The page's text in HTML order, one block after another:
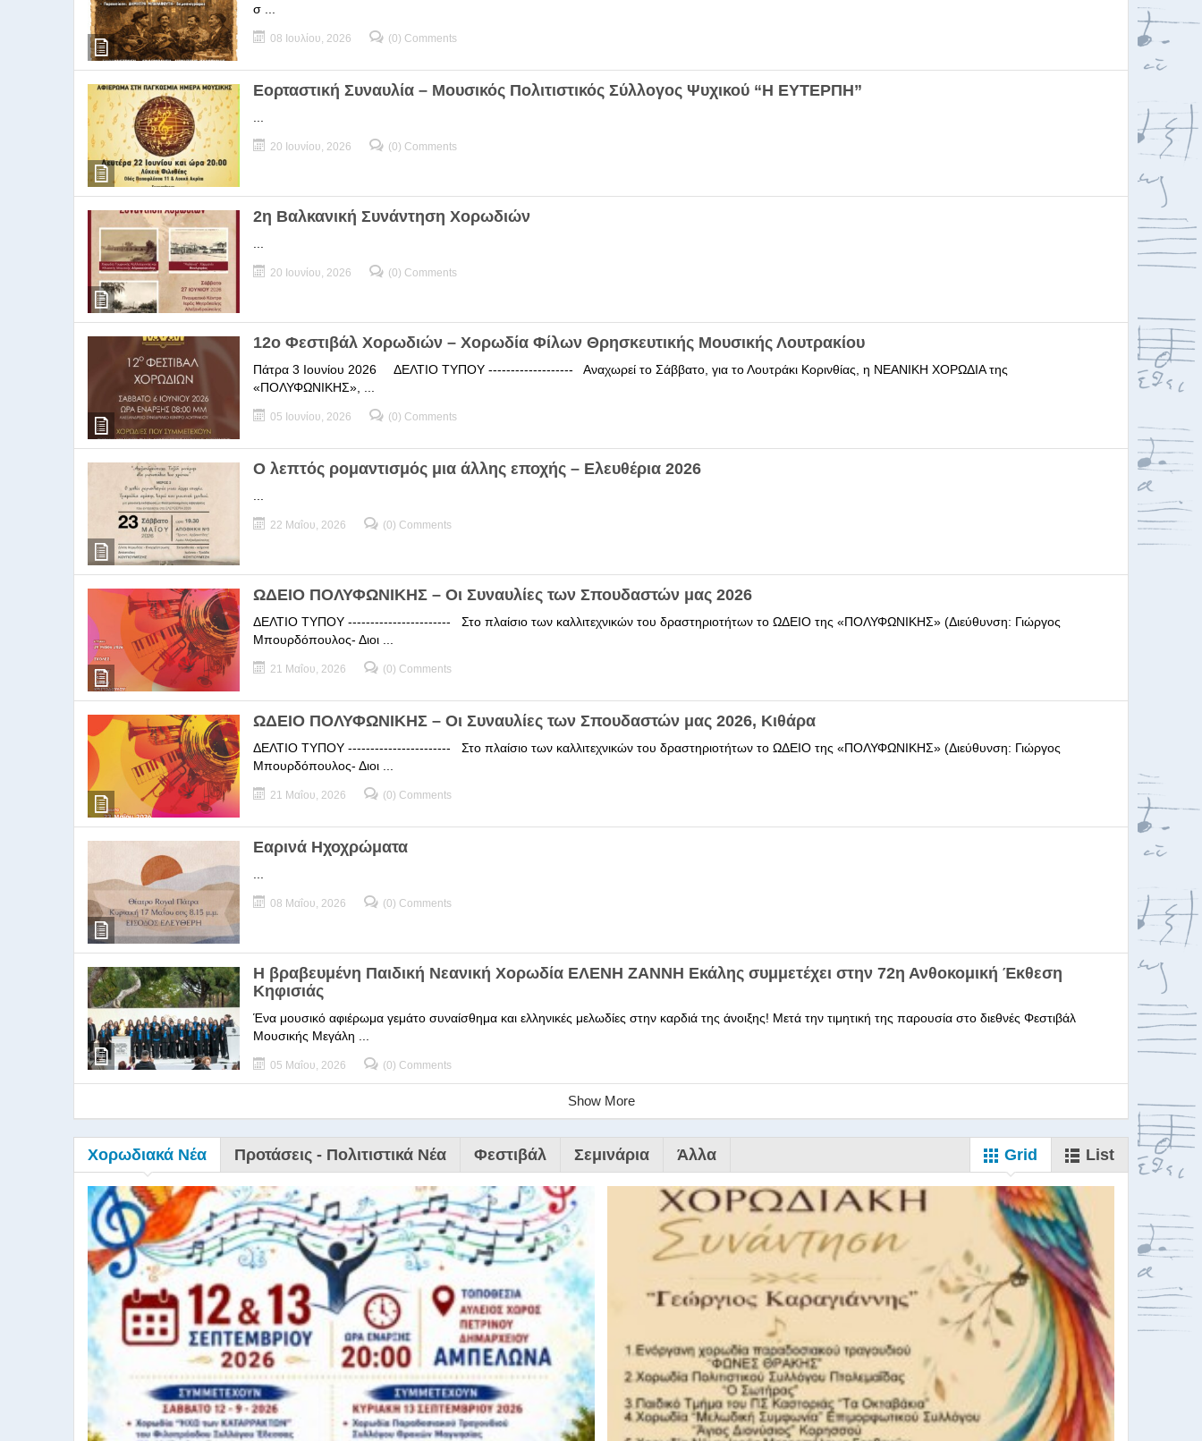
9ο Σεμινάριο της Στέγης Ελληνικών Χορωδιών
9Ο Σεμινάριο Διεύθυνσης Χορωδίας της Στέγης Ελληνικών Χορωδιών Βιωματική διδασκαλία για Μαέστρου...
σ ...
08 Ιουλίου, 2026 (0) Comments
Εορταστική Συναυλία – Μουσικός Πολιτιστικός Σύλλογος Ψυχικού “Η ΕΥΤΕΡΠΗ”
20 Ιουνίου, 2026 (0) Comments
2η Βαλκανική Συνάντηση Χορωδιών
20 Ιουνίου, 2026 (0) Comments
12ο Φεστιβάλ Χορωδιών – Χορωδία Φίλων Θρησκευτικής Μουσικής Λουτρακίου
Πάτρα 3 Ιουνίου 2026 ΔΕΛΤΙΟ ΤΥΠΟΥ ------------------- Αναχωρεί το Σάββατο, για το Λουτράκι Κορινθίας, η ΝΕΑΝΙΚΗ ΧΟΡΩΔΙΑ της
«ΠΟΛΥΦΩΝΙΚΗΣ», ...
05 Ιουνίου, 2026 (0) Comments
Ο λεπτός ρομαντισμός μια άλλης εποχής – Ελευθέρια 2026
22 Μαΐου, 2026 (0) Comments
ΩΔΕΙΟ ΠΟΛΥΦΩΝΙΚΗΣ – Οι Συναυλίες των Σπουδαστών μας 2026
ΔΕΛΤΙΟ ΤΥΠΟΥ ----------------------- Στο πλαίσιο των καλλιτεχνικών του δραστηριοτήτων το ΩΔΕΙΟ της «ΠΟΛΥΦΩΝΙΚΗΣ» (Διεύθυνση: Γιώργος
Μπουρδόπουλος- Διοι ...
21 Μαΐου, 2026 (0) Comments
ΩΔΕΙΟ ΠΟΛΥΦΩΝΙΚΗΣ – Οι Συναυλίες των Σπουδαστών μας 2026, Κιθάρα
ΔΕΛΤΙΟ ΤΥΠΟΥ ----------------------- Στο πλαίσιο των καλλιτεχνικών του δραστηριοτήτων το ΩΔΕΙΟ της «ΠΟΛΥΦΩΝΙΚΗΣ» (Διεύθυνση: Γιώργος
Μπουρδόπουλος- Διοι ...
21 Μαΐου, 2026 (0) Comments
Εαρινά Ηχοχρώματα
08 Μαΐου, 2026 (0) Comments
Η βραβευμένη Παιδική Νεανική Χορωδία ΕΛΕΝΗ ΖΑΝΝΗ Εκάλης συμμετέχει στην 72η Ανθοκομική Έκθεση
Κηφισιάς
Ένα μουσικό αφιέρωμα γεμάτο συναίσθημα και ελληνικές μελωδίες στην καρδιά της άνοιξης! Μετά την τιμητική της παρουσία στο διεθνές Φεστιβάλ
Μουσικής Μεγάλη ...
05 Μαΐου, 2026 (0) Comments
Show More
Χορωδιακά Νέα Προτάσεις - Πολιτιστικά Νέα Φεστιβάλ Σεμινάρια Άλλα Grid List